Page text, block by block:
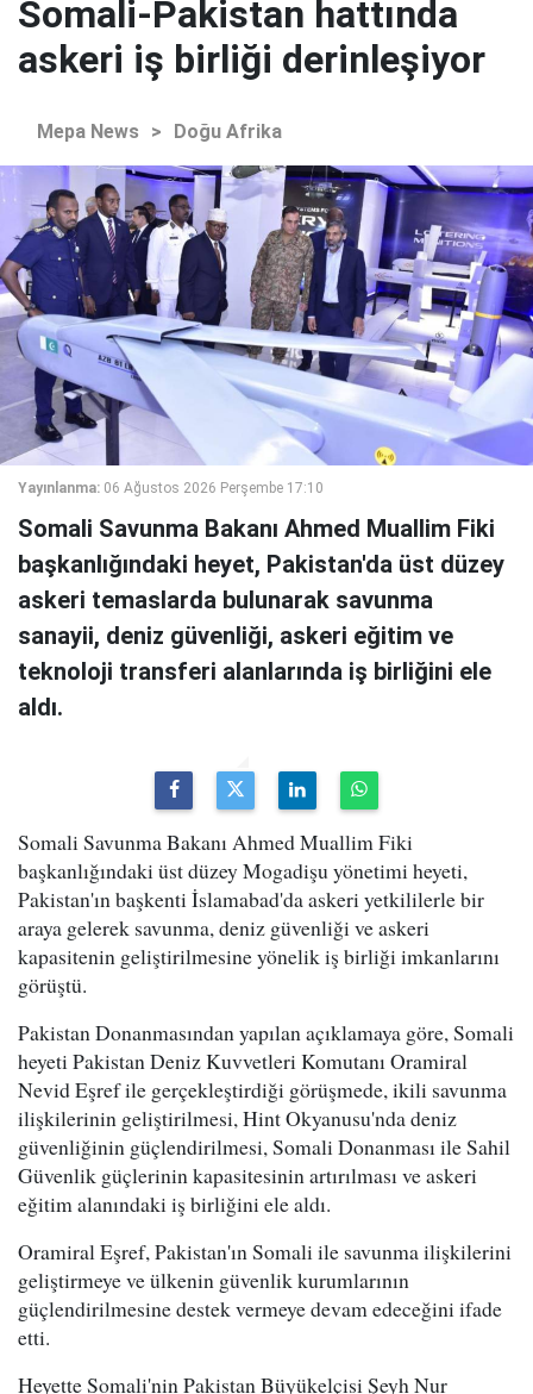
Somali-Pakistan hattında
askeri iş birliği derinleşiyor
Mepa News > Doğu Afrika
Yayınlanma: 06 Ağustos 2026 Perşembe 17:10
Somali Savunma Bakanı Ahmed Muallim Fiki
başkanlığındaki heyet, Pakistan'da üst düzey
askeri temaslarda bulunarak savunma
sanayii, deniz güvenliği, askeri eğitim ve
teknoloji transferi alanlarında iş birliğini ele
aldı.
Somali Savunma Bakanı Ahmed Muallim Fiki
başkanlığındaki üst düzey Mogadişu yönetimi heyeti,
Pakistan'ın başkenti İslamabad'da askeri yetkililerle bir
araya gelerek savunma, deniz güvenliği ve askeri
kapasitenin geliştirilmesine yönelik iş birliği imkanlarını
görüştü.
Pakistan Donanmasından yapılan açıklamaya göre, Somali
heyeti Pakistan Deniz Kuvvetleri Komutanı Oramiral
Nevid Eşref ile gerçekleştirdiği görüşmede, ikili savunma
ilişkilerinin geliştirilmesi, Hint Okyanusu'nda deniz
güvenliğinin güçlendirilmesi, Somali Donanması ile Sahil
Güvenlik güçlerinin kapasitesinin artırılması ve askeri
eğitim alanındaki iş birliğini ele aldı.
Oramiral Eşref, Pakistan'ın Somali ile savunma ilişkilerini
geliştirmeye ve ülkenin güvenlik kurumlarının
güçlendirilmesine destek vermeye devam edeceğini ifade
etti.
Heyette Somali'nin Pakistan Büyükelçisi Şeyh Nur